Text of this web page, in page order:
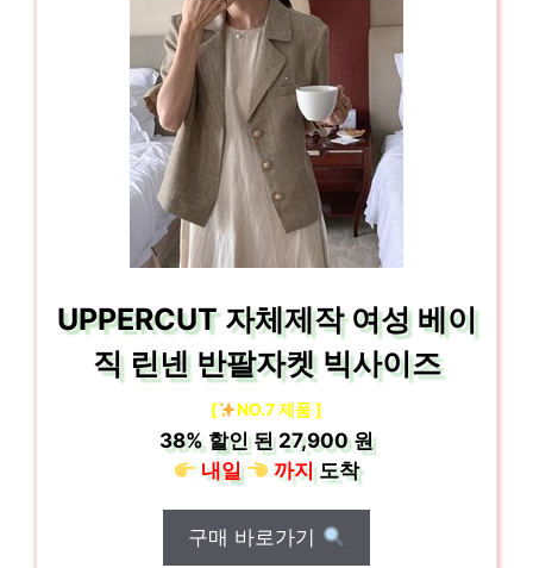
UPPERCUT 자체제작 여성 베이
직 린넨 반팔자켓 빅사이즈
[ NO.7 제품 ]
38%할인 된27,900 원
내일
까지도착
구매 바로가기